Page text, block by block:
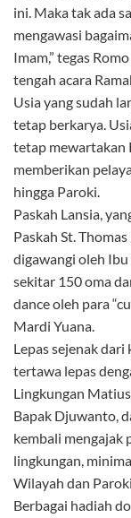
ini. Maka tak ada
mengawasi
Imam,” tegas
tengah acara
Usia yang sudah
tetap berkarya.
tetap mewartakan
memberikan
hingga Paroki.
Paskah Lansia,
Paskah St.
digawangi oleh
sekitar 150 oma
dance oleh para
Mardi Yuana.
Lepas sejenak
tertawa lepas
Lingkungan
Bapak Djuwanto,
kembali mengajak
lingkungan,
Wilayah dan
Berbagai hadiah